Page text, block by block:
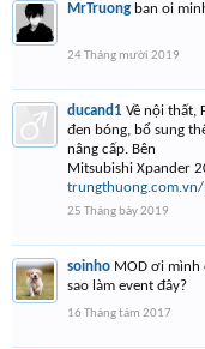
MrTruong ban oi
24 Tháng mười 2019
ducand1 Về nội thất,
đen bóng, bổ sung
nâng cấp. Bên
Mitsubishi Xpander
25 Tháng bảy 2019
soinho MOD ơi mình
sao làm event đây?
16 Tháng tám 2017